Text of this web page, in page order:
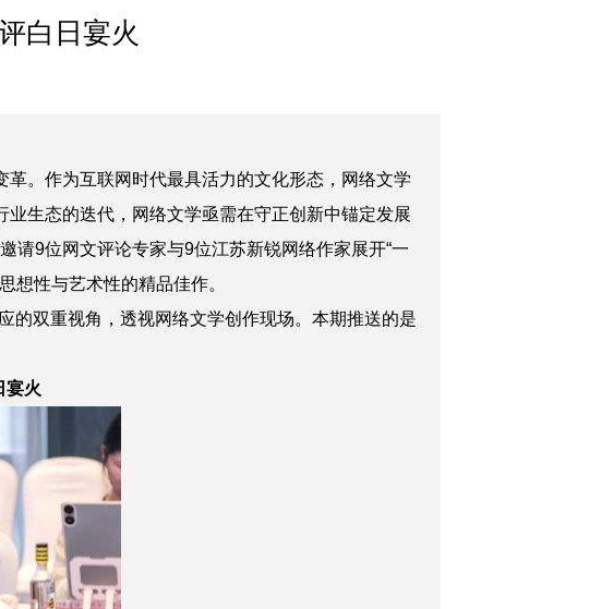
白日宴火
。作为互联网时代最具活力的文化形态，网络文学
生态的迭代，网络文学亟需在守正创新中锚定发展
请9位网文评论专家与9位江苏新锐网络作家展开“一
想性与艺术性的精品佳作。
的双重视角，透视网络文学创作现场。本期推送的是
宴火